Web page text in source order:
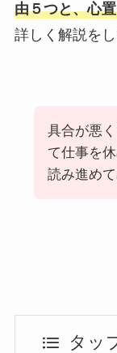
由５つと、心
詳しく解説をし
具合が悪
て仕事を
読み進め
タッ